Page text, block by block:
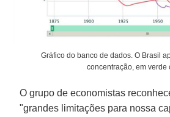
Gráfico do banco de dados. O Brasil
concentração, em verde
O grupo de economistas
"grandes limitações para nossa